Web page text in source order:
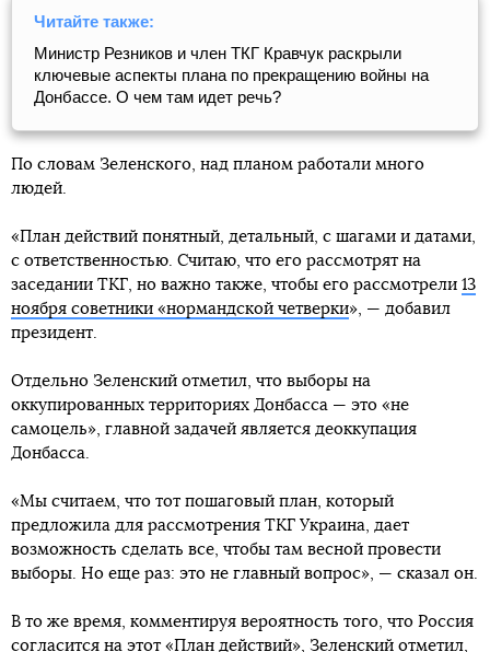
Читайте также:
Министр Резников и член ТКГ Кравчук раскрыли
ключевые аспекты плана по прекращению войны на
Донбассе. О чем там идет речь?
По словам Зеленского, над планом работали много
людей.
«План действий понятный, детальный, с шагами и датами,
с ответственностью. Считаю, что его рассмотрят на
заседании ТКГ, но важно также, чтобы его рассмотрели 13
ноября советники «нормандской четверки», — добавил
президент.
Отдельно Зеленский отметил, что выборы на
оккупированных территориях Донбасса — это «не
самоцель», главной задачей является деоккупация
Донбасса.
«Мы считаем, что тот пошаговый план, который
предложила для рассмотрения ТКГ Украина, дает
возможность сделать все, чтобы там весной провести
выборы. Но еще раз: это не главный вопрос», — сказал он.
В то же время, комментируя вероятность того, что Россия
согласится на этот «План действий», Зеленский отметил,